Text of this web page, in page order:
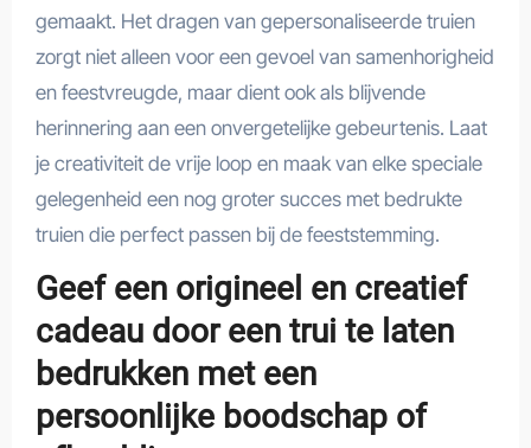
gemaakt. Het dragen van gepersonaliseerde truien
zorgt niet alleen voor een gevoel van samenhorigheid
en feestvreugde, maar dient ook als blijvende
herinnering aan een onvergetelijke gebeurtenis. Laat
je creativiteit de vrije loop en maak van elke speciale
gelegenheid een nog groter succes met bedrukte
truien die perfect passen bij de feeststemming.
Geef een origineel en creatief
cadeau door een trui te laten
bedrukken met een
persoonlijke boodschap of